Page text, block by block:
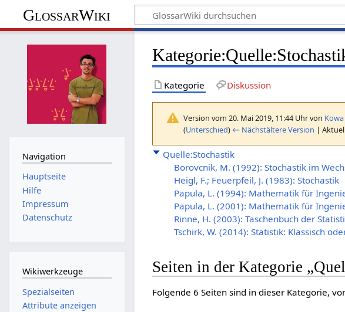
GlossarWiki
Kategorie:
Kategorie Diskussion
Version vom 20. Mai 2019, 11:44 Uhr von Kowa
(Unterschied) ← Nächstältere Version |
Quelle:Stochastik
Borovcnik, M. (1992): Stochastik im
Heigl, F.; Feuerpfeil, J. (1983): Stochastik
Papula, L. (1994): Mathematik für
Papula, L. (2001): Mathematik für
Rinne, H. (2003): Taschenbuch der
Tschirk, W. (2014): Statistik: Klassisch
Seiten in der Kategorie
Folgende 6 Seiten sind in dieser Kategorie,
Navigation
Hauptseite
Hilfe
Impressum
Datenschutz
Wikiwerkzeuge
Spezialseiten
Attribute anzeigen